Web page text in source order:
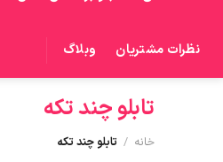
نظرات مشتریان وبلاگ
تابلو چند تکه
خانه / تابلو چند تکه